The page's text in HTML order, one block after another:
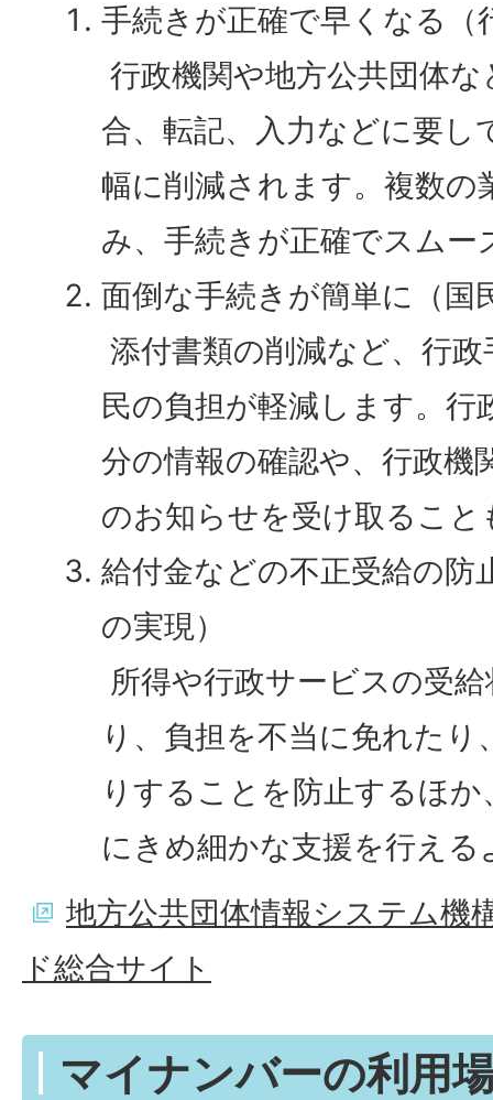
手続きが正確で早くなる（
行政機関や地方公共団体
合、転記、入力などに要し
幅に削減されます。複数の
み、手続きが正確でスムー
面倒な手続きが簡単に（国
添付書類の削減など、行
民の負担が軽減します。行
分の情報の確認や、行政機
のお知らせを受け取るこ
給付金などの不正受給の防
の実現）
所得や行政サービスの受
り、負担を不当に免れた
りすることを防止するほ
にきめ細かな支援を行え
地方公共団体情報システム機
ド総合サイト
マイナンバーの利用